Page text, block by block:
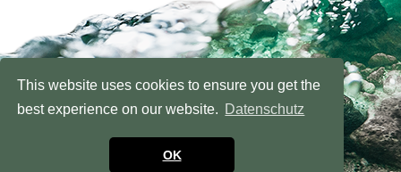
This website uses cookies to ensure you get the
best experience on our website. Datenschutz
OK